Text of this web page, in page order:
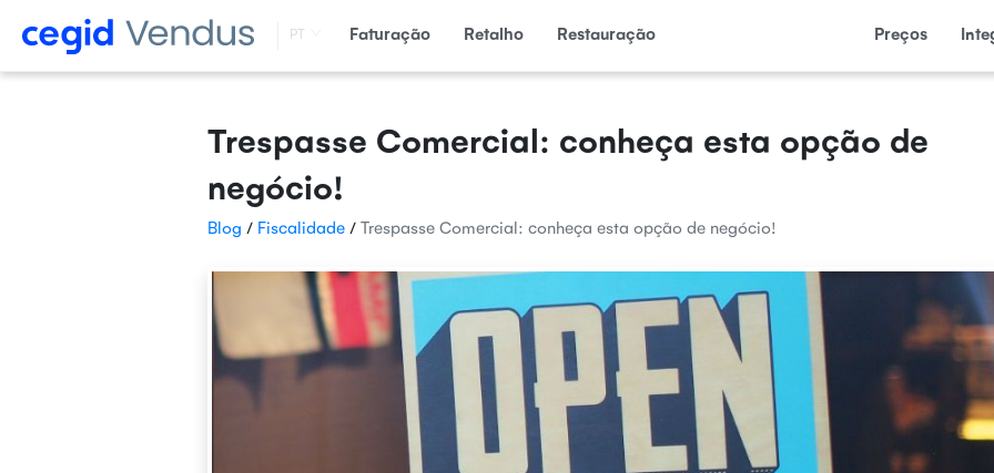
PT Faturação Retalho Restauração Preços
Trespasse Comercial: conheça esta opção de
negócio!
Blog / Fiscalidade / Trespasse Comercial: conheça esta opção de negócio!